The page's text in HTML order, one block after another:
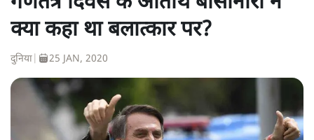
क्या कहा था बलात्कार पर?
दुनिया 25 JAN, 2020